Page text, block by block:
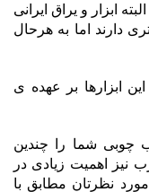
ابزار و یراق ایرانی
دارند اما به هرحال
ابزارها بر عهده ی
چوبی شما را چندین
نیز اهمیت زیادی در
نظرتان مطابق با